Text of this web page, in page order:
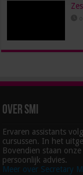
Over SMI
Ervaren assistants
cursussen. In het
Bovendien staan
persoonlijk advies.
Meer over Secretary